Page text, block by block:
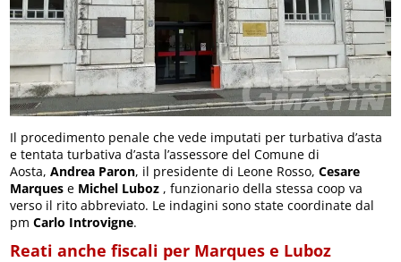
Il procedimento penale che vede imputati per turbativa d’asta
e tentata turbativa d’asta l’assessore del Comune di
Aosta,Andrea Paron, il presidente di Leone Rosso,Cesare
Marques e Michel Luboz , funzionario della stessa coop va
verso il rito abbreviato. Le indagini sono state coordinate dal
pmCarlo Introvigne.
Reati anche fiscali per Marques e Luboz